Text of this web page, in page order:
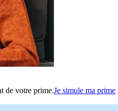
de votre prime.Je simule ma prime